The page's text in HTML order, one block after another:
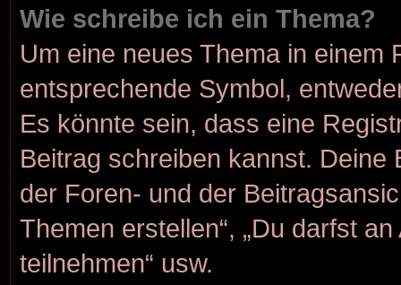
Wie schreibe ich ein Thema?
Um eine neues Thema in einem
entsprechende Symbol,
Es könnte sein, dass eine
Beitrag schreiben kannst. Deine
der Foren- und der
Themen erstellen“, „Du darfst
teilnehmen“ usw.